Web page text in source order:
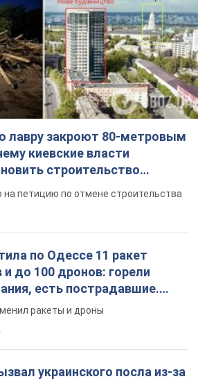
лавру закроют 80-метровым
киевские власти
строительство
верующего"
на петицию по отмене строительства
по Одессе 11 ракет
до 100 дронов: горели
есть пострадавшие.
ракеты и дроны
украинского посла из-за